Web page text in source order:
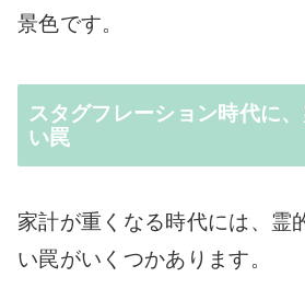
景色です。
スタグフレーション時代に
い罠
家計が重くなる時代には、霊
い罠がいくつかあります。